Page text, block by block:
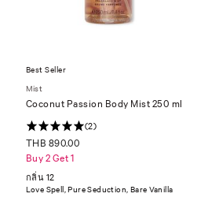
Best Seller
Mist
Coconut Passion Body Mist 250 ml
(2)
THB 890.00
Buy 2 Get 1
กลิ่น 12
Love Spell, Pure Seduction, Bare Vanilla